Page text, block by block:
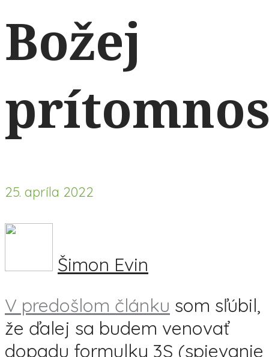
Božej
25. apríla 2022
Šimon Evin
V predošlom článku som sľúbil,
že ďalej sa budem venovať
dopadu formulky 3S (spievanie